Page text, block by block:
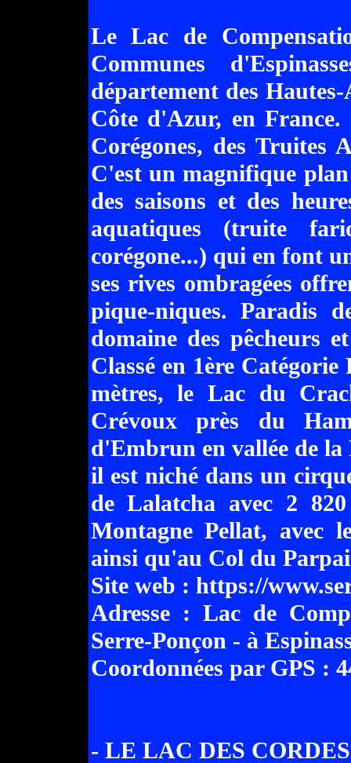
Le Lac de
Communes
département des
Côte d'Azur, en
Corégones, des Truites
C'est un magnifique
des saisons et des
aquatiques (truite
corégone...) qui en font
ses rives ombragées
pique-niques. Paradis
domaine des pêcheurs
Classé en 1ère
mètres, le Lac du
Crévoux près du
d'Embrun en vallée de la
il est niché dans un
de Lalatcha avec 2
Montagne Pellat, avec
ainsi qu'au Col du
Site web : https://
Adresse : Lac de
Serre-Ponçon - à
Coordonnées par GPS :
- LE LAC DES